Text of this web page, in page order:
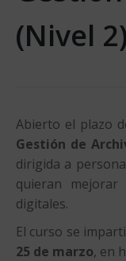
(Nivel
Abierto el plazo
Gestión de
dirigida a
quieran mejorar
digitales.
El curso se
25 de marzo, en